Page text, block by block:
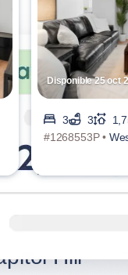
Disponible 25 oct
3 3
#1268553P •
Hill